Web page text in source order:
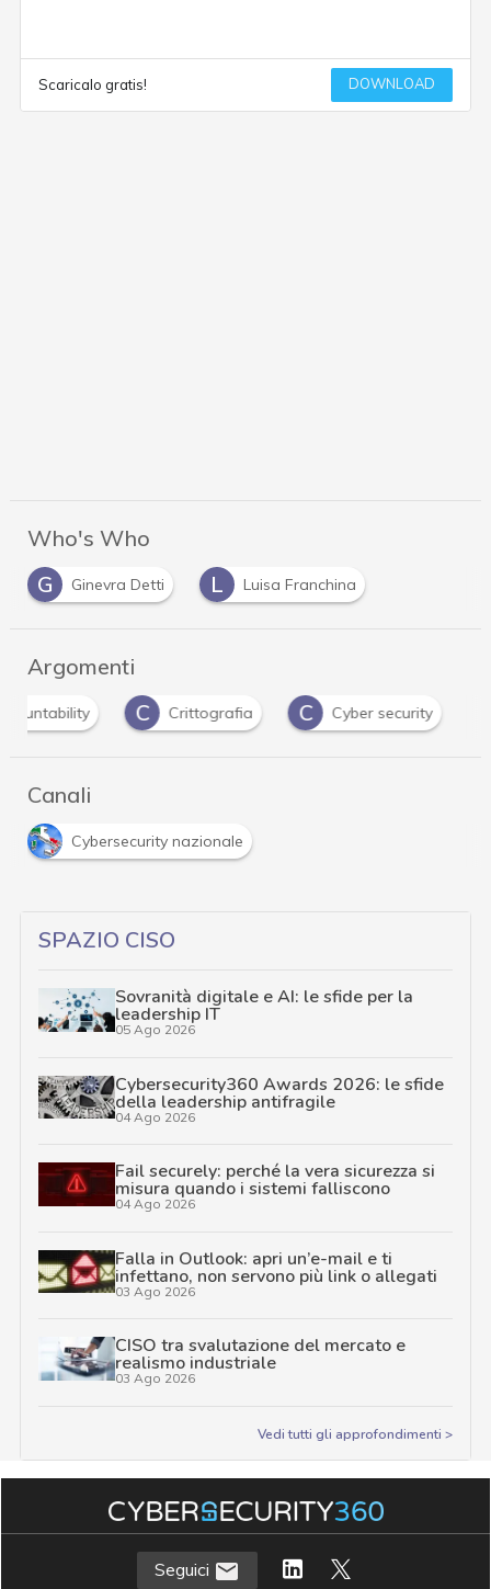
Scaricalo gratis! DOWNLOAD
Who's Who
G
Ginevra Detti L Luisa Franchina
Argomenti
C
Crittografia C Cyber security C cyberwar
Canali
Cybersecurity nazionale
SPAZIO CISO
Sovranità digitale e AI: le sfide per la
leadership IT
05 Ago 2026
Cybersecurity360 Awards 2026: le sfide
della leadership antifragile
04 Ago 2026
Fail securely: perché la vera sicurezza si
misura quando i sistemi falliscono
04 Ago 2026
Falla in Outlook: apri un’e-mail e ti
infettano, non servono più link o allegati
03 Ago 2026
CISO tra svalutazione del mercato e
realismo industriale
03 Ago 2026
Vedi tutti gli approfondimenti >
Seguici